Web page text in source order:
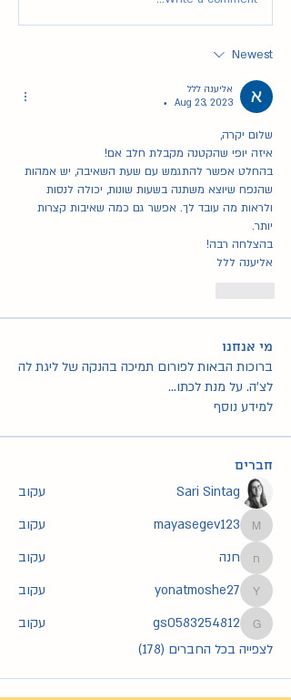
Newest
אליענה ללל
Aug 23, 2023
•
שלום יקרה,
איזה יופי שהקטנה מקבלת חלב אם!
יותר.
בהצלחה רבה!
אליענה ללל
מי אנחנו
ברוכות הבאות לפורום תמיכה בהנקה של ליגת לה
לצ'ה. על מנת לכתו...
למידע נוסף
חברים
Sari Sintag עקוב
mayasegev123
mayasegev123 עקוב
חנהחנה עקוב
yonatmoshe27
yonatmoshe27 עקוב
gs0583254812
gs0583254812
עקוב
לצפייה בכל החברים (178)